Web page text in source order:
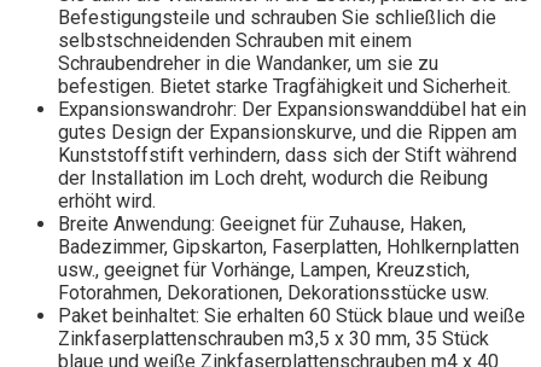
Befestigungsteile und schrauben Sie schließlich die
selbstschneidenden Schrauben mit einem
Schraubendreher in die Wandanker, um sie zu
befestigen. Bietet starke Tragfähigkeit und Sicherheit.
Expansionswandrohr: Der Expansionswanddübel hat ein
gutes Design der Expansionskurve, und die Rippen am
Kunststoffstift verhindern, dass sich der Stift während
der Installation im Loch dreht, wodurch die Reibung
erhöht wird.
Breite Anwendung: Geeignet für Zuhause, Haken,
Badezimmer, Gipskarton, Faserplatten, Hohlkernplatten
usw., geeignet für Vorhänge, Lampen, Kreuzstich,
Fotorahmen, Dekorationen, Dekorationsstücke usw.
Paket beinhaltet: Sie erhalten 60 Stück blaue und weiße
Zinkfaserplattenschrauben m3,5 x 30 mm, 35 Stück
blaue und weiße Zinkfaserplattenschrauben m4 x 40